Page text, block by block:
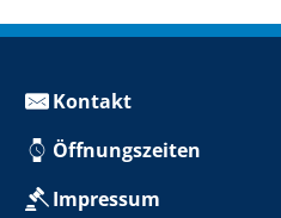
Kontakt
Öffnungszeiten
Impressum